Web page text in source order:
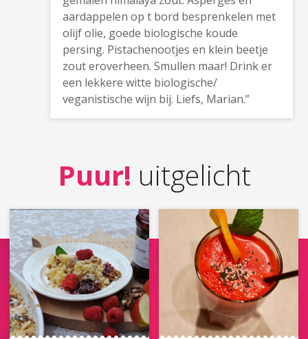
aardappelen op t bord besprenkelen met
olijf olie, goede biologische koude
persing. Pistachenootjes en klein beetje
zout eroverheen. Smullen maar! Drink er
een lekkere witte biologische/
veganistische wijn bij. Liefs, Marian.”
Puur! uitgelicht